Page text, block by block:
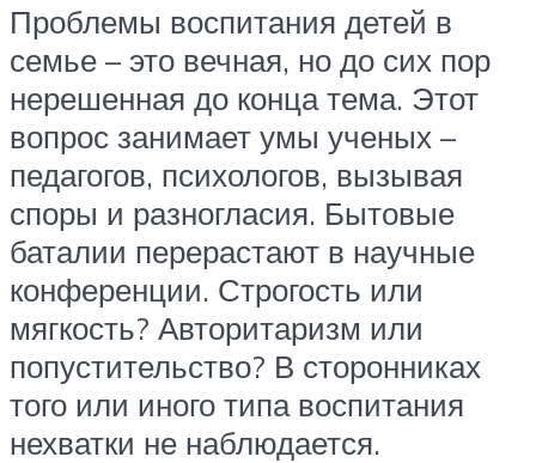
Проблемы воспитания детей в
семье – это вечная, но до сих пор
нерешенная до конца тема. Этот
вопрос занимает умы ученых –
педагогов, психологов, вызывая
споры и разногласия. Бытовые
баталии перерастают в научные
конференции. Строгость или
мягкость? Авторитаризм или
попустительство? В сторонниках
того или иного типа воспитания
нехватки не наблюдается.